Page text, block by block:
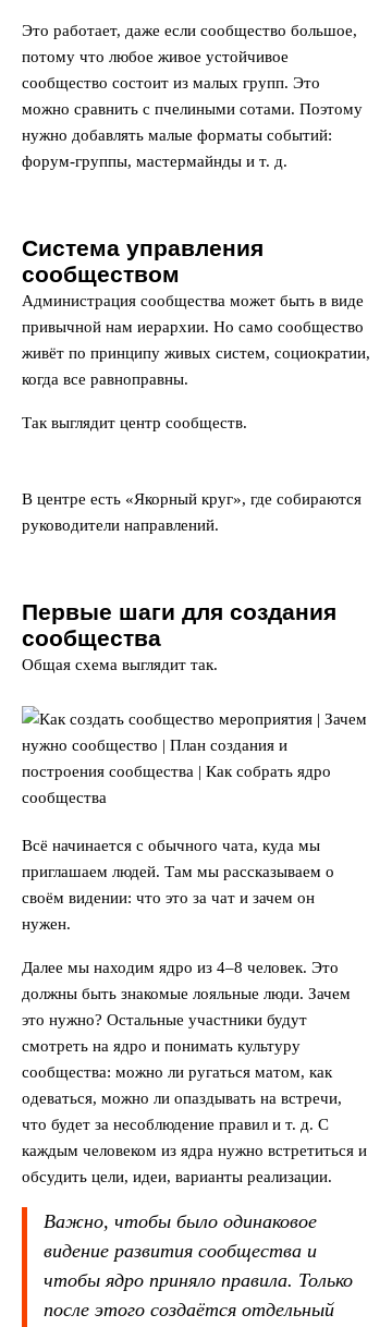
Это работает, даже если сообщество большое,
потому что любое живое устойчивое
сообщество состоит из малых групп. Это
можно сравнить с пчелиными сотами. Поэтому
нужно добавлять малые форматы событий:
форум-группы, мастермайнды и т. д.
Система управления
сообществом
Администрация сообщества может быть в виде
привычной нам иерархии. Но само сообщество
живёт по принципу живых систем, социократии,
когда все равноправны.
Так выглядит центр сообществ.
В центре есть «Якорный круг», где собираются
руководители направлений.
Первые шаги для создания
сообщества
Общая схема выглядит так.
Всё начинается с обычного чата, куда мы
приглашаем людей. Там мы рассказываем о
своём видении: что это за чат и зачем он
нужен.
Далее мы находим ядро из 4–8 человек. Это
должны быть знакомые лояльные люди. Зачем
это нужно? Остальные участники будут
смотреть на ядро и понимать культуру
сообщества: можно ли ругаться матом, как
одеваться, можно ли опаздывать на встречи,
что будет за несоблюдение правил и т. д. С
каждым человеком из ядра нужно встретиться и
обсудить цели, идеи, варианты реализации.
Важно, чтобы было одинаковое
видение развития сообщества и
чтобы ядро приняло правила. Только
после этого создаётся отдельный